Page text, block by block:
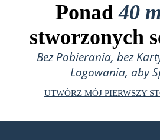
Ponad40
stworzonych
Bez Pobierania, bez
Logowania, aby
UTWÓRZ MÓJ PIERWSZY